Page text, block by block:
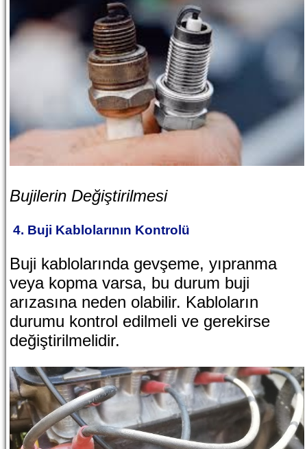
Bujilerin Değiştirilmesi
4. Buji Kablolarının Kontrolü
Buji kablolarında gevşeme, yıpranma
veya kopma varsa, bu durum buji
arızasına neden olabilir. Kabloların
durumu kontrol edilmeli ve gerekirse
değiştirilmelidir.